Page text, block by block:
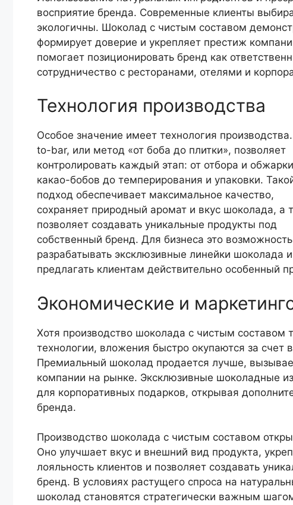
восприятие бренда. Современные клиенты
экологичны. Шоколад с чистым составом
формирует доверие и укрепляет престиж
помогает позиционировать бренд как
сотрудничество с ресторанами, отелями и
Технология производства
Особое значение имеет технология
to-bar, или метод «от боба до плитки», позволяет
контролировать каждый этап: от отбора и обжарки
какао-бобов до темперирования и упаковки.
подход обеспечивает максимальное качество,
сохраняет природный аромат и вкус шоколада, а
позволяет создавать уникальные продукты под
собственный бренд. Для бизнеса это возможность
разрабатывать эксклюзивные линейки шоколада и
предлагать клиентам действительно особенный
Экономические и
Хотя производство шоколада с чистым составом
технологии, вложения быстро окупаются за счет
Премиальный шоколад продается лучше,
компании на рынке. Эксклюзивные шоколадные
для корпоративных подарков, открывая
бренда.
Производство шоколада с чистым составом
Оно улучшает вкус и внешний вид продукта,
лояльность клиентов и позволяет создавать
бренд. В условиях растущего спроса на
шоколад становятся стратегически важным